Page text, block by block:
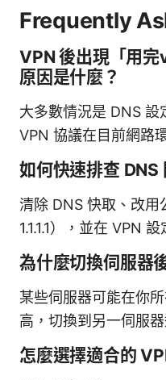
Frequently
VPN 後出現「用
原因是什麼？
大多數情況是 DNS
VPN 協議在目前網路
如何快速排查 DNS
清除 DNS 快取、改用
1.1.1.1），並在 VPN
為什麼切換伺服器
某些伺服器可能在你
高，切換到另一伺服
怎麼選擇適合的